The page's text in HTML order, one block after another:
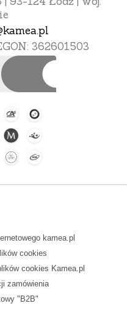
362601503
kamea.pl
cookies
cookies Kamea.pl
zamówienia
"B2B"